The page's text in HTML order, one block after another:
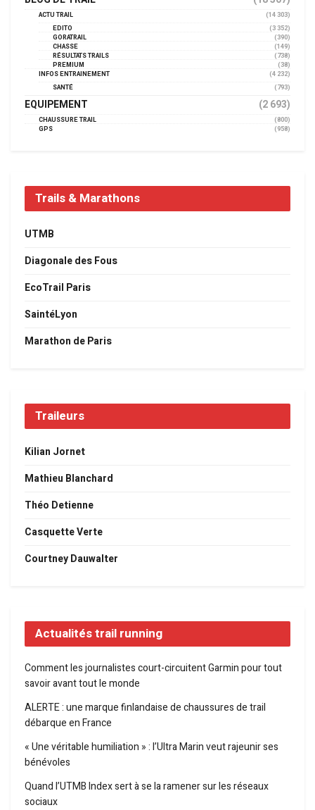
ACTU TRAIL
(14 303)
EDITO
(3 352)
GORATRAIL
(390)
CHASSE
(149)
RÉSULTATS TRAILS
(738)
PREMIUM
(38)
INFOS ENTRAINEMENT
(4 232)
SANTÉ
(793)
EQUIPEMENT (2 693)
CHAUSSURE TRAIL
(800)
GPS
(958)
Trails & Marathons
UTMB
Diagonale des Fous
EcoTrail Paris
SaintéLyon
Marathon de Paris
Traileurs
Kilian Jornet
Mathieu Blanchard
Théo Detienne
Casquette Verte
Courtney Dauwalter
Actualités trail running
Comment les journalistes court-circuitent Garmin pour tout
savoir avant tout le monde
ALERTE : une marque finlandaise de chaussures de trail
débarque en France
« Une véritable humiliation » : l’Ultra Marin veut rajeunir ses
bénévoles
Quand l’UTMB Index sert à se la ramener sur les réseaux
sociaux